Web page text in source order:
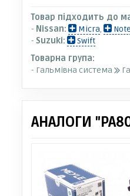
Товар підходить до
- Nissan: Micra,
Note
- Suzuki:
Swift
Товарна група:
- Гальмівна система
АНАЛОГИ